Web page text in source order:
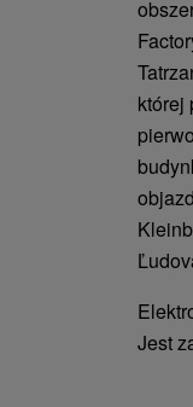
której
Jest